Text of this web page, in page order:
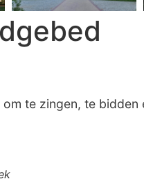
te zingen, te bidden